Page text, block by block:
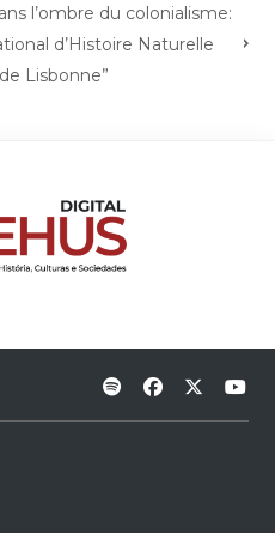
l’ombre du colonialisme:
d’Histoire Naturelle
Lisbonne”